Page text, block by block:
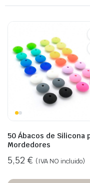
50 Ábacos de Silicona
Mordedores
5,52 € (IVA NO incluido)